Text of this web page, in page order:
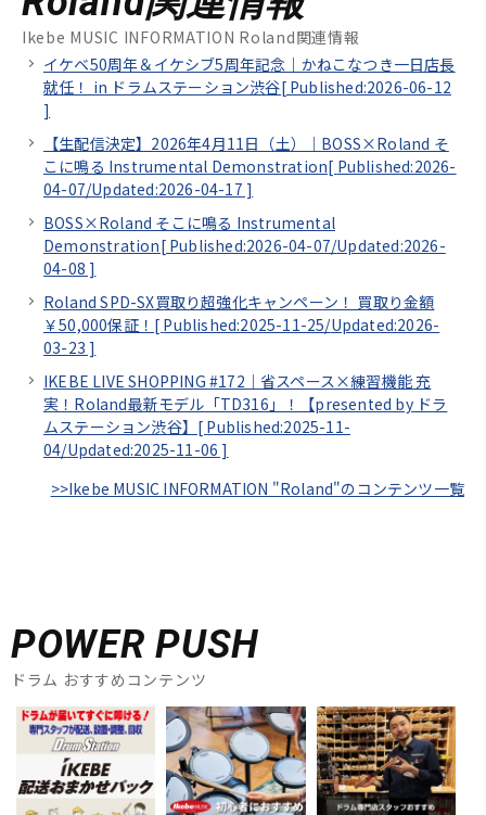
Ikebe MUSIC INFORMATION Roland関連情報
イケベ50周年＆イケシブ5周年記念｜かねこなつき一日店長
就任！ in ドラムステーション渋谷[ Published:2026-06-12
]
【生配信決定】2026年4月11日（土）｜BOSS×Roland そ
こに鳴る Instrumental Demonstration[ Published:2026-
04-07/Updated:2026-04-17 ]
BOSS×Roland そこに鳴る Instrumental
Demonstration[ Published:2026-04-07/Updated:2026-
04-08 ]
Roland SPD-SX買取り超強化キャンペーン！ 買取り金額
￥50,000保証！[ Published:2025-11-25/Updated:2026-
03-23 ]
IKEBE LIVE SHOPPING #172｜省スペース×練習機能 充
実！Roland最新モデル「TD316」！【presented by ドラ
ムステーション渋谷】[ Published:2025-11-
04/Updated:2025-11-06 ]
>>Ikebe MUSIC INFORMATION "Roland"のコンテンツ一覧
POWER PUSH
ドラム おすすめコンテンツ